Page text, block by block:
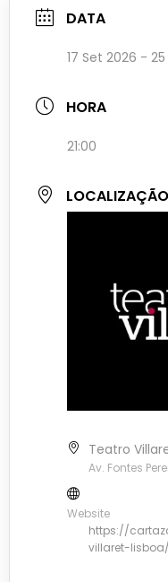
DATA
17 Set 2026 -
HORA
21:00
LOCALIZAÇÃO
Teatro
Av. Fontes
Website
https://
villaret-lisboa/